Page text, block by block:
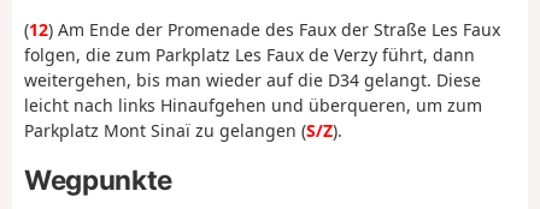
(12) Am Ende der Promenade des Faux der Straße Les Faux
folgen, die zum Parkplatz Les Faux de Verzy führt, dann
weitergehen, bis man wieder auf die D34 gelangt. Diese
leicht nach links Hinaufgehen und überqueren, um zum
Parkplatz Mont Sinaï zu gelangen (S/Z).
Wegpunkte